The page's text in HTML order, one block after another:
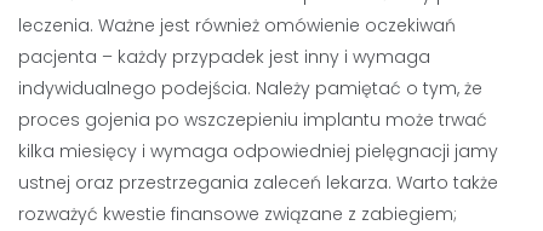
leczenia. Ważne jest również omówienie oczekiwań
pacjenta – każdy przypadek jest inny i wymaga
indywidualnego podejścia. Należy pamiętać o tym, że
proces gojenia po wszczepieniu implantu może trwać
kilka miesięcy i wymaga odpowiedniej pielęgnacji jamy
ustnej oraz przestrzegania zaleceń lekarza. Warto także
rozważyć kwestie finansowe związane z zabiegiem;